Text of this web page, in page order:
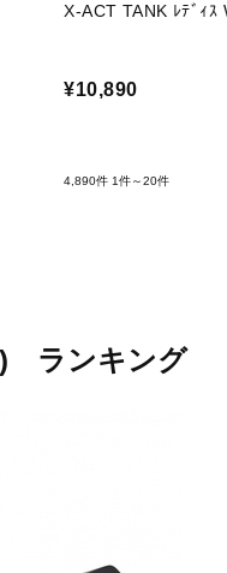
¥10,890
4,890件 1件～20件
) ランキング